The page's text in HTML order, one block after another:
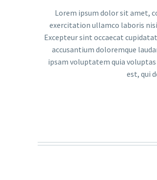
Lorem ipsum dolor sit amet,
exercitation ullamco laboris
Excepteur sint occaecat
accusantium doloremque
ipsam voluptatem quia
est, qui